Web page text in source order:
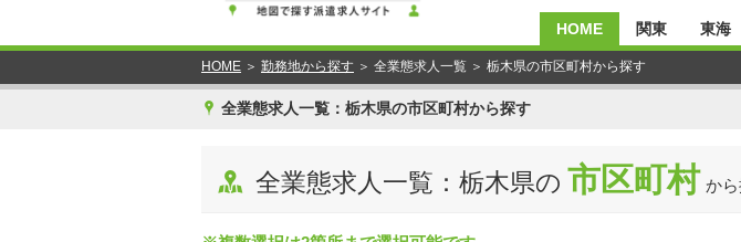
HOME 関東 東海
HOME ＞ 勤務地から探す ＞ 全業態求人一覧 ＞ 栃木県の市区町村から探す
x 全業態求人一覧：栃木県の市区町村から探す
y 全業態求人一覧：栃木県の 市区町村 か